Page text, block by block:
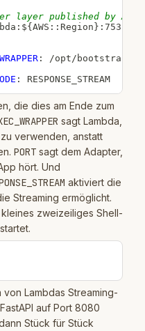
layer published by AWS
: ${ AWS : : Region } :
:
/opt/bootstrap
: RESPONSE_STREAM
die dies am Ende zum
sagt Lambda,
verwenden, anstatt
PORT sagt dem Adapter,
hört. Und
aktiviert die
Streaming ermöglicht.
zweizeiliges Shell-
Lambdas Streaming-
auf Port 8080
Stück für Stück